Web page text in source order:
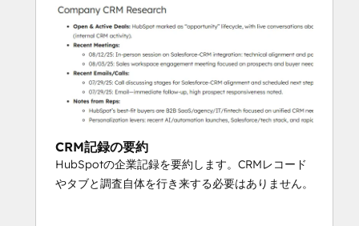
CRM記録の要約
HubSpotの企業記録を要約します。CRMレコード
やタブと調査自体を行き来する必要はありません。